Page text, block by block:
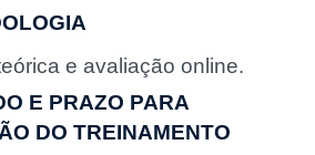
e avaliação online.
E PRAZO PARA
DO TREINAMENTO